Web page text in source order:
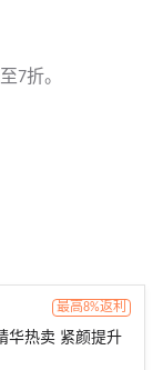
7折。
最高8%返利
紧颜提升